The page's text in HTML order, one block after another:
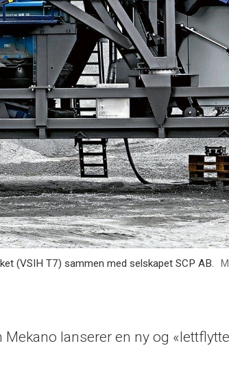
(VSIH T7) sammen med selskapet SCP AB.
lanserer en ny og